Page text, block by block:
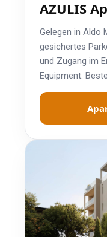
AZULIS
Gelegen in Aldo
gesichertes
und Zugang im
Equipment.